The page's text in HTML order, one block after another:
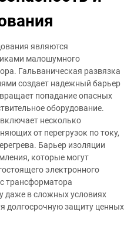
являются
малошумного
Гальваническая развязка
создает надежный барьер
попадание опасных
оборудование.
несколько
от перегрузок по току,
Барьер изоляции
которые могут
электронного
трансформатора
даже в сложных условиях
долгосрочную защиту ценных